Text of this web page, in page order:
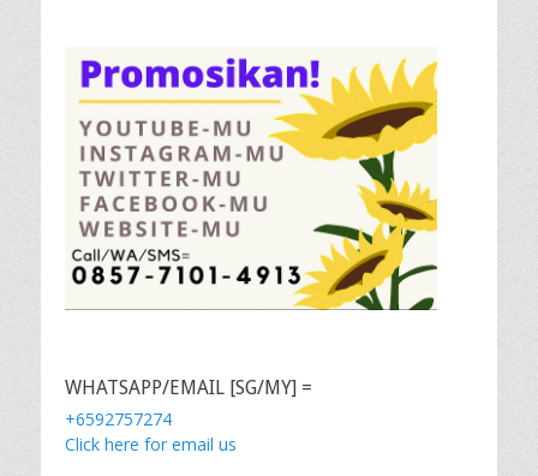
WHATSAPP/EMAIL [SG/MY] =
+6592757274
Click here for email us